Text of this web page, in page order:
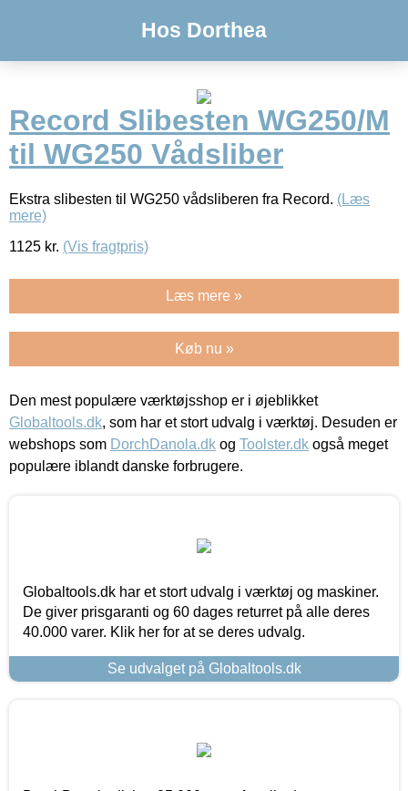
Hos Dorthea
Record Slibesten WG250/M
til WG250 Vådsliber
Ekstra slibesten til WG250 vådsliberen fra Record. (Læs
mere)
1125 kr. (Vis fragtpris)
Læs mere »
Køb nu »
Den mest populære værktøjsshop er i øjeblikket
Globaltools.dk, som har et stort udvalg i værktøj. Desuden er
webshops som DorchDanola.dk og Toolster.dk også meget
populære iblandt danske forbrugere.
Globaltools.dk har et stort udvalg i værktøj og maskiner.
De giver prisgaranti og 60 dages returret på alle deres
40.000 varer. Klik her for at se deres udvalg.
Se udvalget på Globaltools.dk